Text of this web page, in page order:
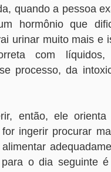
quando a pessoa
hormônio que
urinar muito mais e
com líquidos,
processo, da
então, ele orienta
ingerir procurar
o dia seguinte é